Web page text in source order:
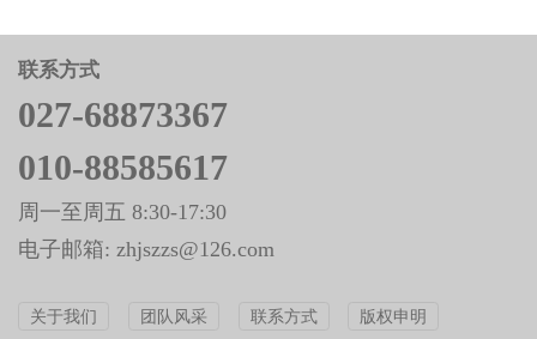
联系方式
027-68873367
010-88585617
周一至周五 8:30-17:30
电子邮箱: zhjszzs@126.com
关于我们 团队风采 联系方式 版权申明